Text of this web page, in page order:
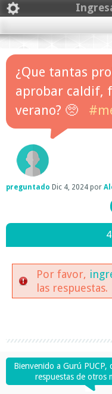
¿Que tantas
aprobar caldif,
verano? 🥺
preguntado Dic 4, 2024 por
Por favor,
las respuestas.
Bienvenido a Gurú
respuestas de otros